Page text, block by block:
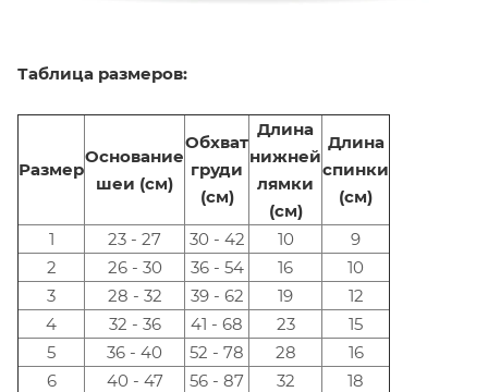
Таблица размеров:
Размер
Основание
шеи (см)
Обхват
груди
(см)
Длина
нижней
лямки
(см)
Длина
спинки
(см)
1 23 - 27 30 - 42 10
9
2
26 - 30 36 - 54 16
10
3
28 - 32 39 - 62 19
12
4
32 - 36 41 - 68 23
15
5
36 - 40 52 - 78 28
16
6
40 - 47 56 - 87 32
18